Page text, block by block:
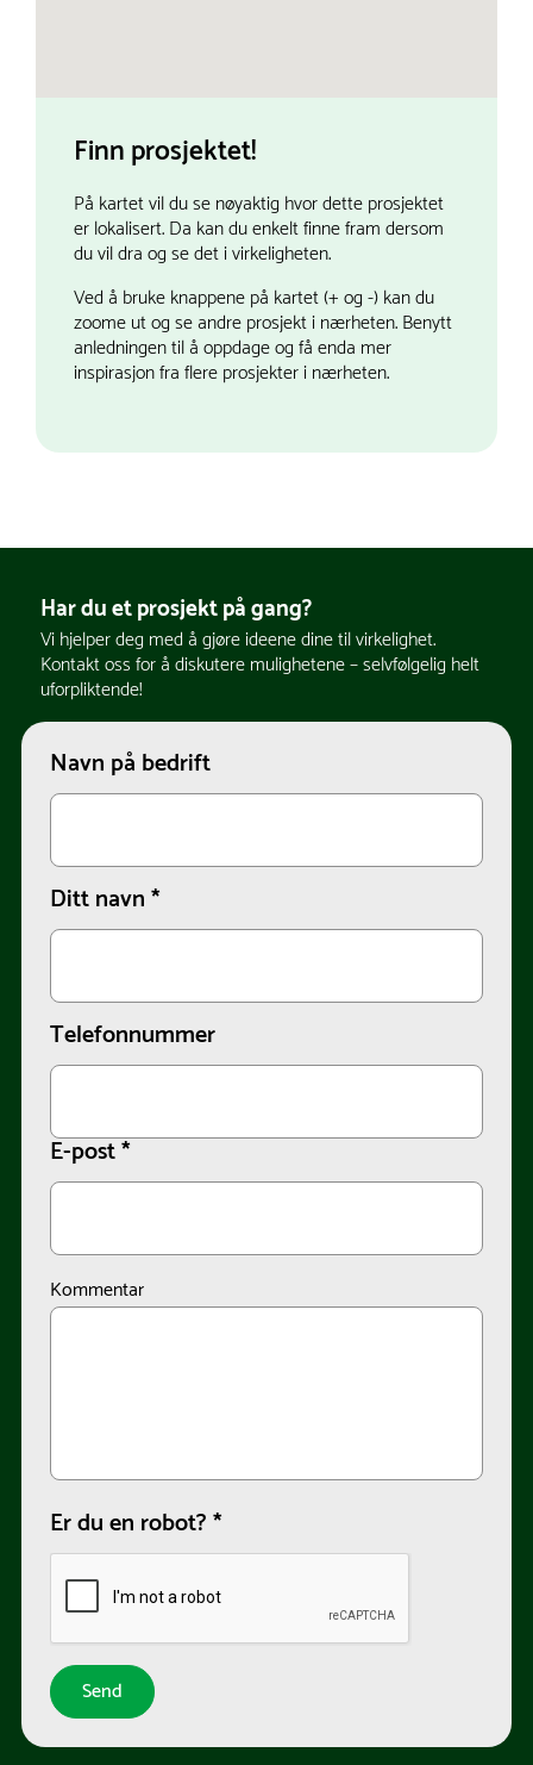
Finn prosjektet!
På kartet vil du se nøyaktig hvor dette prosjektet
er lokalisert. Da kan du enkelt finne fram dersom
du vil dra og se det i virkeligheten.
Ved å bruke knappene på kartet (+ og -) kan du
zoome ut og se andre prosjekt i nærheten. Benytt
anledningen til å oppdage og få enda mer
inspirasjon fra flere prosjekter i nærheten.
Har du et prosjekt på gang?
Vi hjelper deg med å gjøre ideene dine til virkelighet.
Kontakt oss for å diskutere mulighetene – selvfølgelig helt
uforpliktende!
Navn på bedrift
Ditt navn*
Telefonnummer
E-post*
Kommentar
Er du en robot?*